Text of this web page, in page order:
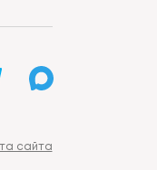
сайта